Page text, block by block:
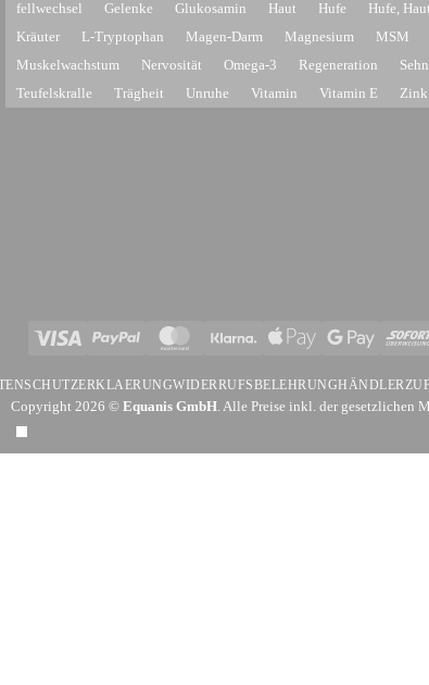
fellwechsel
Gelenke Glukosamin Haut Hufe Hufe,
Kräuter
L-Tryptophan Magen-Darm Magnesium MSM
Muskelwachstum
Nervosität Omega-3 Regeneration
Teufelskralle
Trägheit Unruhe Vitamin Vitamin E Zink
Visa PayPal MasterCardKlarna
Apple
Google
Sofort
WIDERRUFSBELEHRUNGHÄNDLER
Copyright 2026 © Equanis GmbH. Alle Preise inkl. der gesetzlichen